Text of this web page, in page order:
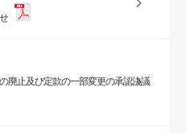
廃止及び定款の一部変更の承認決議